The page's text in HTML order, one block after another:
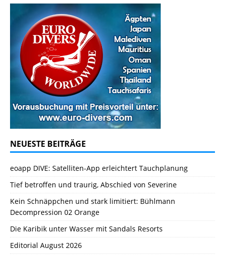
NEUESTE BEITRÄGE
eoapp DIVE: Satelliten-App erleichtert Tauchplanung
Tief betroffen und traurig, Abschied von Severine
Kein Schnäppchen und stark limitiert: Bühlmann
Decompression 02 Orange
Die Karibik unter Wasser mit Sandals Resorts
Editorial August 2026